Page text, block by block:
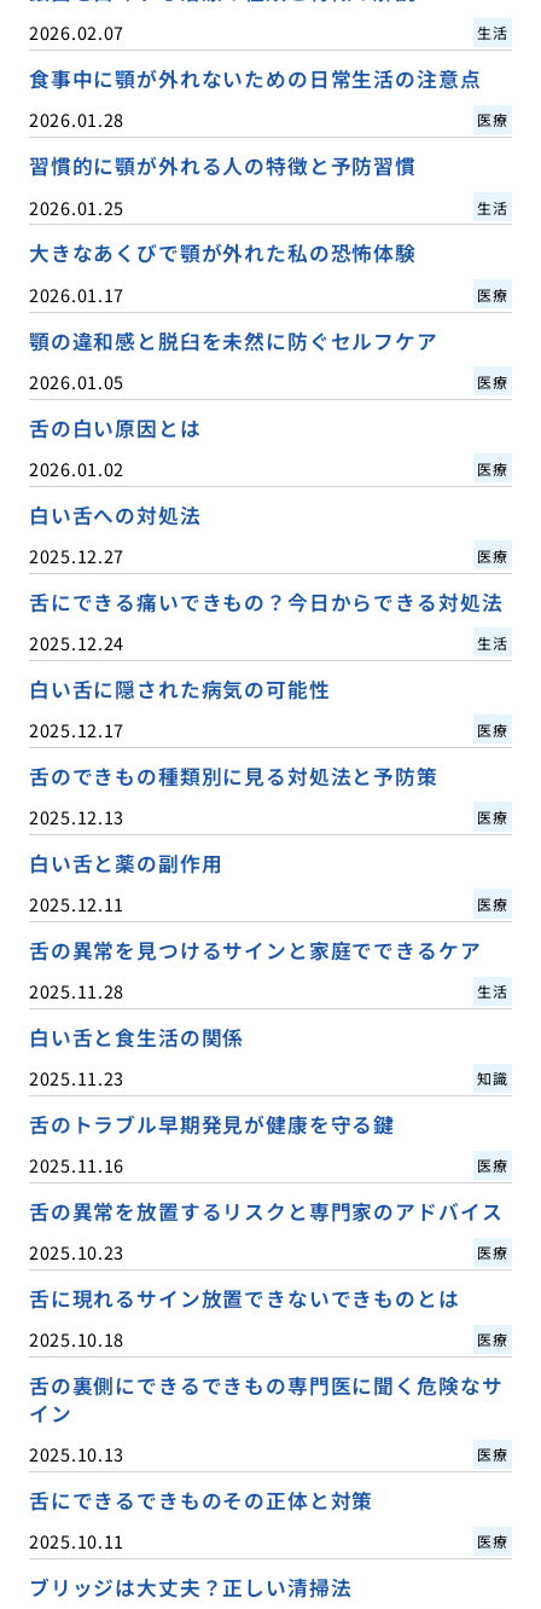
2026.02.07 生活
食事中に顎が外れないための日常生活の注意点
2026.01.28 医療
習慣的に顎が外れる人の特徴と予防習慣
2026.01.25 生活
大きなあくびで顎が外れた私の恐怖体験
2026.01.17 医療
顎の違和感と脱臼を未然に防ぐセルフケア
2026.01.05 医療
舌の白い原因とは
2026.01.02 医療
白い舌への対処法
2025.12.27 医療
舌にできる痛いできもの？今日からできる対処法
2025.12.24 生活
白い舌に隠された病気の可能性
2025.12.17 医療
舌のできもの種類別に見る対処法と予防策
2025.12.13 医療
白い舌と薬の副作用
2025.12.11 医療
舌の異常を見つけるサインと家庭でできるケア
2025.11.28 生活
白い舌と食生活の関係
2025.11.23 知識
舌のトラブル早期発見が健康を守る鍵
2025.11.16 医療
舌の異常を放置するリスクと専門家のアドバイス
2025.10.23 医療
舌に現れるサイン放置できないできものとは
2025.10.18 医療
舌の裏側にできるできもの専門医に聞く危険なサ
イン
2025.10.13 医療
舌にできるできものその正体と対策
2025.10.11 医療
ブリッジは大丈夫？正しい清掃法